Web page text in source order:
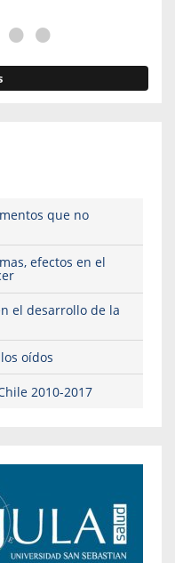
que no
efectos en el
el desarrollo de la
oídos
2010-2017